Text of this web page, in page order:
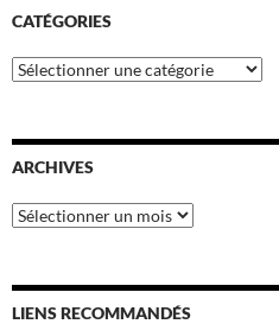
CATÉGORIES
Catégories
ARCHIVES
Archives
LIENS RECOMMANDÉS